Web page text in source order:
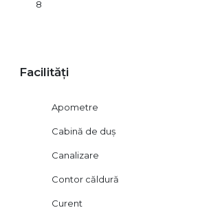
8
Facilități
Apometre
Cabină de duș
Canalizare
Contor căldură
Curent